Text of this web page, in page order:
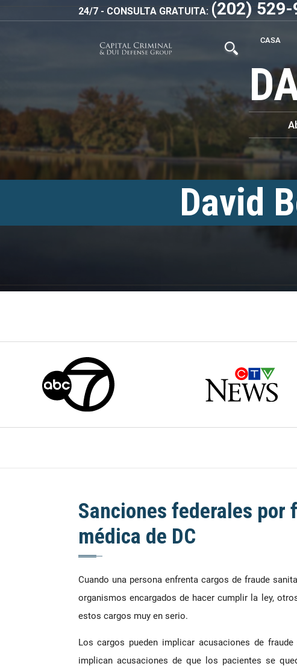
24/7 - CONSULTA GRATUITA: (202) 529-
CASA
David
Sanciones federales por
médica de DC
Cuando una persona enfrenta cargos de fraude
organismos encargados de hacer cumplir la ley,
estos cargos muy en serio.
Los cargos pueden implicar acusaciones de
implican acusaciones de que los pacientes se